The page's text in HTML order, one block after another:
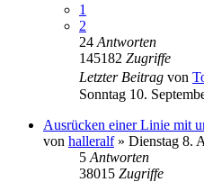
1
2
24 Antworten
145182 Zugriffe
Letzter Beitrag von
Sonntag 10.
Ausrücken einer Linie mit
von halleralf» Dienstag 8.
5 Antworten
38015 Zugriffe